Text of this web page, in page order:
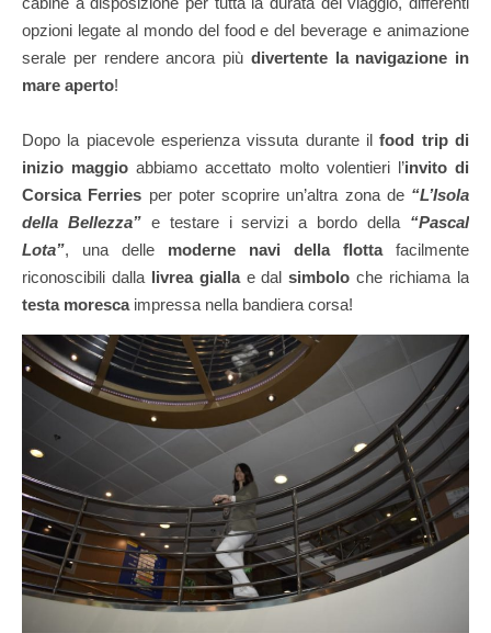
opzioni legate al mondo del food e del beverage e animazione
serale per rendere ancora più divertente la navigazione in
mare aperto!
Dopo la piacevole esperienza vissuta durante ilfood trip di
inizio maggio abbiamo accettato molto volentieri l’invito di
Corsica Ferries per poter scoprire un’altra zona de “L’Isola
della Bellezza” e testare i servizi a bordo della “Pascal
Lota”, una delle moderne navi della flottafacilmente
riconoscibili dalla livrea giallae dalsimbolo che richiama la
testa morescaimpressa nella bandiera corsa!